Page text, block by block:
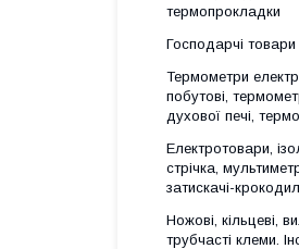
термопрокладки
Господарчі товари
Термометри
побутові,
духової печі,
Електротовари,
стрічка,
затискачі-
Ножові, кільцеві,
трубчасті клеми.